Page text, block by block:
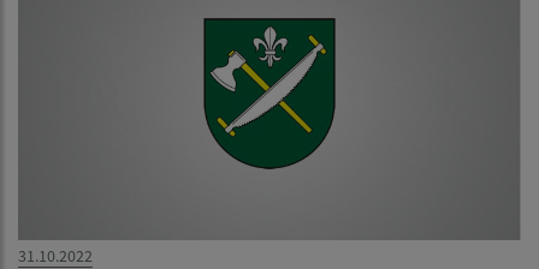
31.10.2022